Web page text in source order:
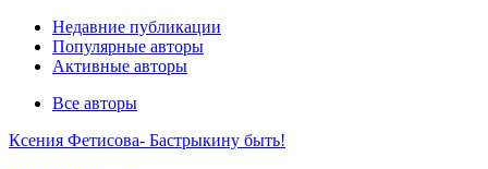
Недавние публикации
Популярные авторы
Активные авторы
Все авторы
Ксения Фетисова- Бастрыкину быть!